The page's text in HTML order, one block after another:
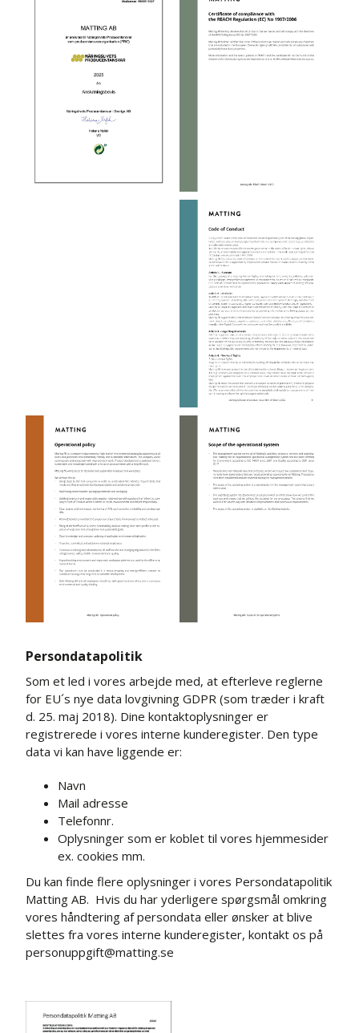
Persondatapolitik
Som et led i vores arbejde med, at efterleve reglerne
for EU´s nye data lovgivning GDPR (som træder i kraft
d. 25. maj 2018). Dine kontaktoplysninger er
registrerede i vores interne kunderegister. Den type
data vi kan have liggende er:
Navn
Mail adresse
Telefonnr.
Oplysninger som er koblet til vores hjemmesider
ex. cookies mm.
Du kan finde flere oplysninger i vores Persondatapolitik
Matting AB. Hvis du har yderligere spørgsmål omkring
vores håndtering af persondata eller ønsker at blive
slettes fra vores interne kunderegister, kontakt os på
personuppgift@matting.se